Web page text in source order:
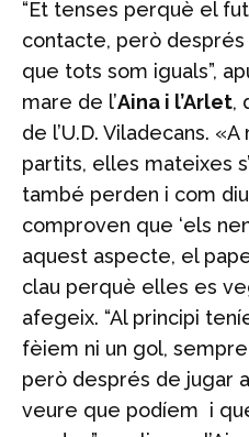
“Et tenses perquè el
contacte, però després
que tots som iguals”,
mare de l’Aina i l’Arlet,
de l’U.D. Viladecans.
partits, elles mateixes
també perden i com diu
comproven que ‘els
aquest aspecte, el
clau perquè elles es
afegeix. “Al principi
fèiem ni un gol,
però després de jugar
veure que podíem i